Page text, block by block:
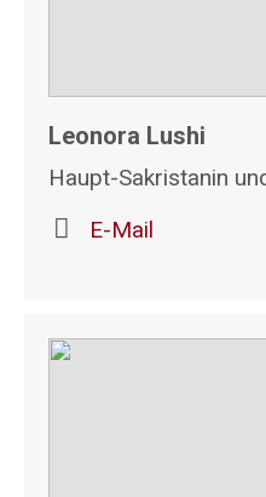
Leonora Lushi
Haupt-Sakristanin
E-Mail